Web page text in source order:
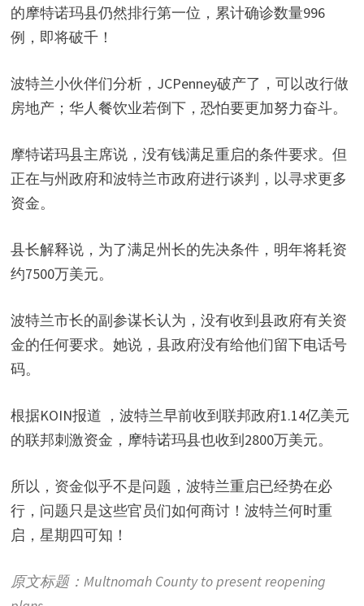
的摩特诺玛县仍然排行第一位，累计确诊数量996
例，即将破千！
波特兰小伙伴们分析，JCPenney破产了，可以改行做
房地产；华人餐饮业若倒下，恐怕要更加努力奋斗。
摩特诺玛县主席说，没有钱满足重启的条件要求。但
正在与州政府和波特兰市政府进行谈判，以寻求更多
资金。
县长解释说，为了满足州长的先决条件，明年将耗资
约7500万美元。
波特兰市长的副参谋长认为，没有收到县政府有关资
金的任何要求。她说，县政府没有给他们留下电话号
码。
根据KOIN报道 ，波特兰早前收到联邦政府1.14亿美元
的联邦刺激资金，摩特诺玛县也收到2800万美元。
所以，资金似乎不是问题，波特兰重启已经势在必
行，问题只是这些官员们如何商讨！波特兰何时重
启，星期四可知！
原文标题：Multnomah County to present reopening